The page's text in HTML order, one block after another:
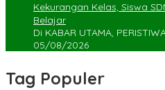
Kekurangan Kelas, Siswa
Belajar
Di KABAR UTAMA,
05/08/2026
Tag Populer